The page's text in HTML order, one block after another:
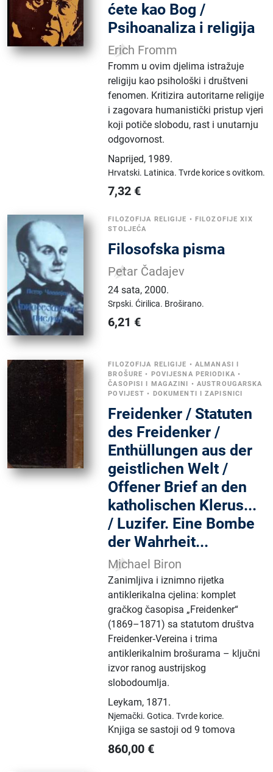
ćete kao Bog /
Psihoanaliza i religija
Erich Fromm
Fromm u ovim djelima istražuje
religiju kao psihološki i društveni
fenomen. Kritizira autoritarne religije
i zagovara humanistički pristup vjeri
koji potiče slobodu, rast i unutarnju
odgovornost.
Naprijed, 1989.
Hrvatski. Latinica.Tvrde korice s ovitkom.
7,32 €
FILOZOFIJA RELIGIJE • FILOZOFIJE XIX
STOLJEĆA
Filosofska pisma
Petar Čadajev
24 sata,2000.
Srpski.Ćirilica. Broširano.
6,21 €
FILOZOFIJA RELIGIJE • ALMANASI I
BROŠURE • POVIJESNA PERIODIKA •
ČASOPISI I MAGAZINI • AUSTROUGARSKA
POVIJEST • DOKUMENTI I ZAPISNICI
Freidenker / Statuten
des Freidenker /
Enthüllungen aus der
geistlichen Welt /
Offener Brief an den
katholischen Klerus...
/ Luzifer. Eine Bombe
der Wahrheit...
Michael Biron
Zanimljiva i iznimno rijetka
antiklerikalna cjelina: komplet
gračkog časopisa „Freidenker“
(1869–1871) sa statutom društva
Freidenker‑Vereina i trima
antiklerikalnim brošurama – ključni
izvor ranog austrijskog
slobodoumlja.
Leykam, 1871.
Njemački.Gotica.Tvrde korice.
Knjiga se sastoji od 9 tomova
860,00 €